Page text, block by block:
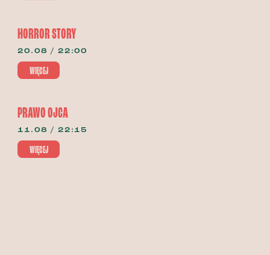
HORROR STORY
20.08 / 22:00
WIĘCEJ
PRAWO OJCA
11.08 / 22:15
WIĘCEJ